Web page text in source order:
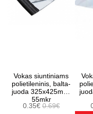
Vokas siuntiniams
polietileninis, balta-
juoda 325x425mm.
55mkr
0.35€0.69€